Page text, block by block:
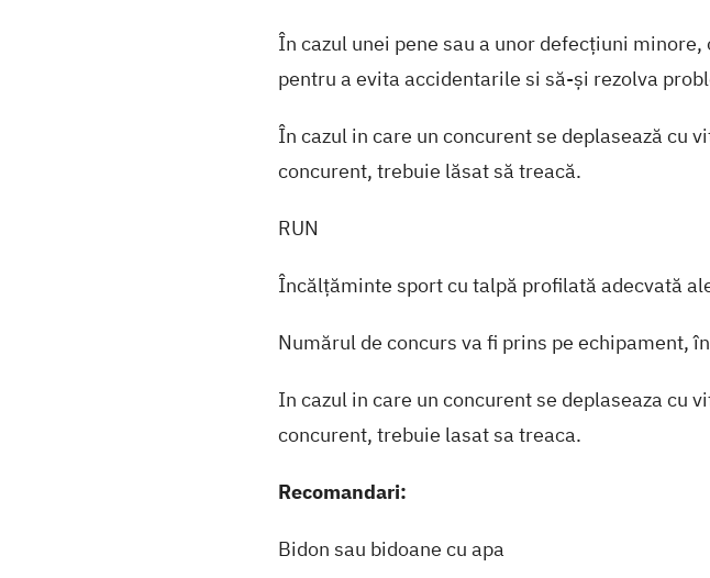
În cazul unei pene sau a unor defecțiuni
pentru a evita accidentarile si să-și rezolva
În cazul in care un concurent se deplasează cu
concurent, trebuie lăsat să treacă.
RUN
Încălțăminte sport cu talpă profilată adecvată
Numărul de concurs va fi prins pe echipament,
In cazul in care un concurent se deplaseaza cu
concurent, trebuie lasat sa treaca.
Recomandari:
Bidon sau bidoane cu apa